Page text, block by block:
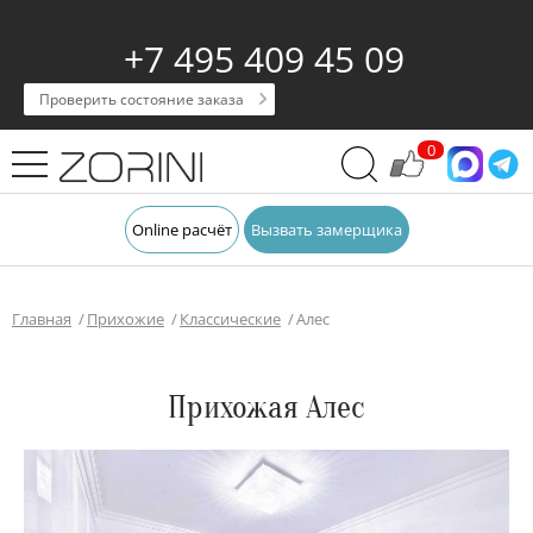
+7 495 409 45 09
Проверить состояние заказа
0
Online расчёт Вызвать замерщика
Главная Прихожие Классические Алес
Прихожая Алес